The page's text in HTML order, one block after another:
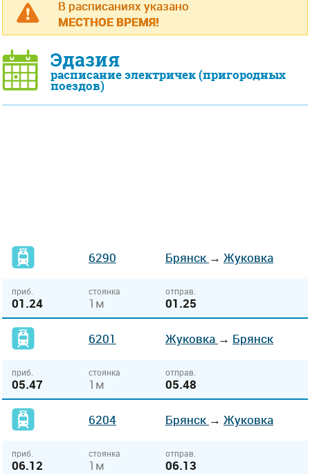
В расписаниях указано
МЕСТНОЕ ВРЕМЯ!
Эдазия
расписание электричек (пригородных
поездов)
6290 Брянск → Жуковка
приб.
01.24
стоянка
1м
отправ.
01.25
6201 Жуковка → Брянск
приб.
05.47
стоянка
1м
отправ.
05.48
6204 Брянск → Жуковка
приб.
06.12
стоянка
1м
отправ.
06.13